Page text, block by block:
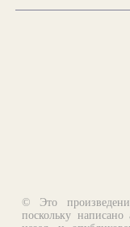
© Это
поскольку